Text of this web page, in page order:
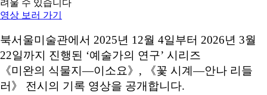
려울 수 있습니다
영상 보러 가기
북서울미술관에서 2025년 12월 4일부터 2026년 3월
22일까지 진행된 ‘예술가의 연구’ 시리즈
《미완의 식물지—이소요》, 《꽃 시계—안나 리들
러》 전시의 기록 영상을 공개합니다.